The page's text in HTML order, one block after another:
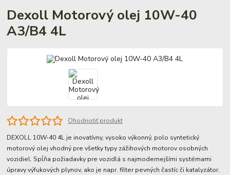
Dexoll Motorový olej 10W-40
A3/B4 4L
Ohodnotiť produkt
DEXOLL 10W-40 4L je inovatívny, vysoko výkonný, polo syntetický
motorový olej vhodný pre všetky typy zážihových motorov osobných
vozidiel. Spĺňa požiadavky pre vozidlá s najmodernejšími systémami
úpravy výfukových plynov, ako je napr. filter pevných častíc či katalyzátor.